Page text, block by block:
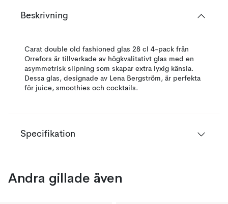
Beskrivning
Carat double old fashioned glas 28 cl 4-pack från
Orrefors är tillverkade av högkvalitativt glas med en
asymmetrisk slipning som skapar extra lyxig känsla.
Dessa glas, designade av Lena Bergström, är perfekta
för juice, smoothies och cocktails.
Specifikation
Andra gillade även